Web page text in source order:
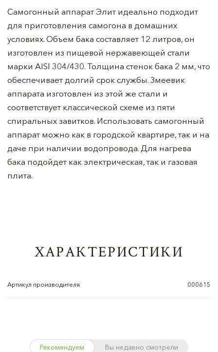
Самогонный аппарат Элит идеально подходит
для приготовления самогона в домашних
условиях. Объем бака составляет 12 литров, он
изготовлен из пищевой нержавеющей стали
марки AISI 304/430. Толщина стенок бака 2 мм, что
обеспечивает долгий срок службы. Змеевик
аппарата изготовлен из этой же стали и
соответствует классической схеме из пяти
спиральных завитков. Использовать самогонный
аппарат можно как в городской квартире, так и на
даче при наличии водопровода. Для нагрева
бака подойдет как электрическая, так и газовая
плита.
ХАРАКТЕРИСТИКИ
Артикул производителя 000615
Рекомендуем Вы недавно смотрели